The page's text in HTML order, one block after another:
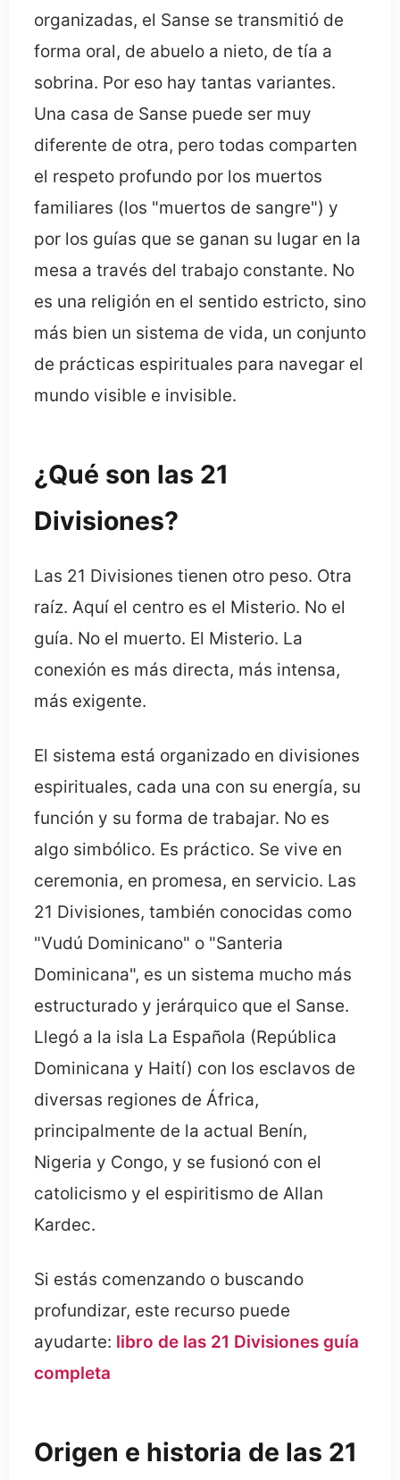
organizadas, el Sanse se transmitió de
forma oral, de abuelo a nieto, de tía a
sobrina. Por eso hay tantas variantes.
Una casa de Sanse puede ser muy
diferente de otra, pero todas comparten
el respeto profundo por los muertos
familiares (los "muertos de sangre") y
por los guías que se ganan su lugar en la
mesa a través del trabajo constante. No
es una religión en el sentido estricto, sino
más bien un sistema de vida, un conjunto
de prácticas espirituales para navegar el
mundo visible e invisible.
¿Qué son las 21
Divisiones?
Las 21 Divisiones tienen otro peso. Otra
raíz. Aquí el centro es el Misterio. No el
guía. No el muerto. El Misterio. La
conexión es más directa, más intensa,
más exigente.
El sistema está organizado en divisiones
espirituales, cada una con su energía, su
función y su forma de trabajar. No es
algo simbólico. Es práctico. Se vive en
ceremonia, en promesa, en servicio. Las
21 Divisiones, también conocidas como
"Vudú Dominicano" o "Santeria
Dominicana", es un sistema mucho más
estructurado y jerárquico que el Sanse.
Llegó a la isla La Española (República
Dominicana y Haití) con los esclavos de
diversas regiones de África,
principalmente de la actual Benín,
Nigeria y Congo, y se fusionó con el
catolicismo y el espiritismo de Allan
Kardec.
Si estás comenzando o buscando
profundizar, este recurso puede
ayudarte: libro de las 21 Divisiones guía
completa
Origen e historia de las 21